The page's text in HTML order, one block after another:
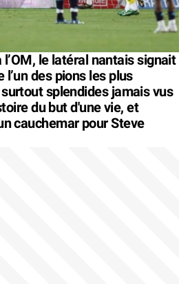
l’OM, le latéral nantais signait
l’un des pions les plus
splendides jamais vus
du but d'une vie, et
cauchemar pour Steve